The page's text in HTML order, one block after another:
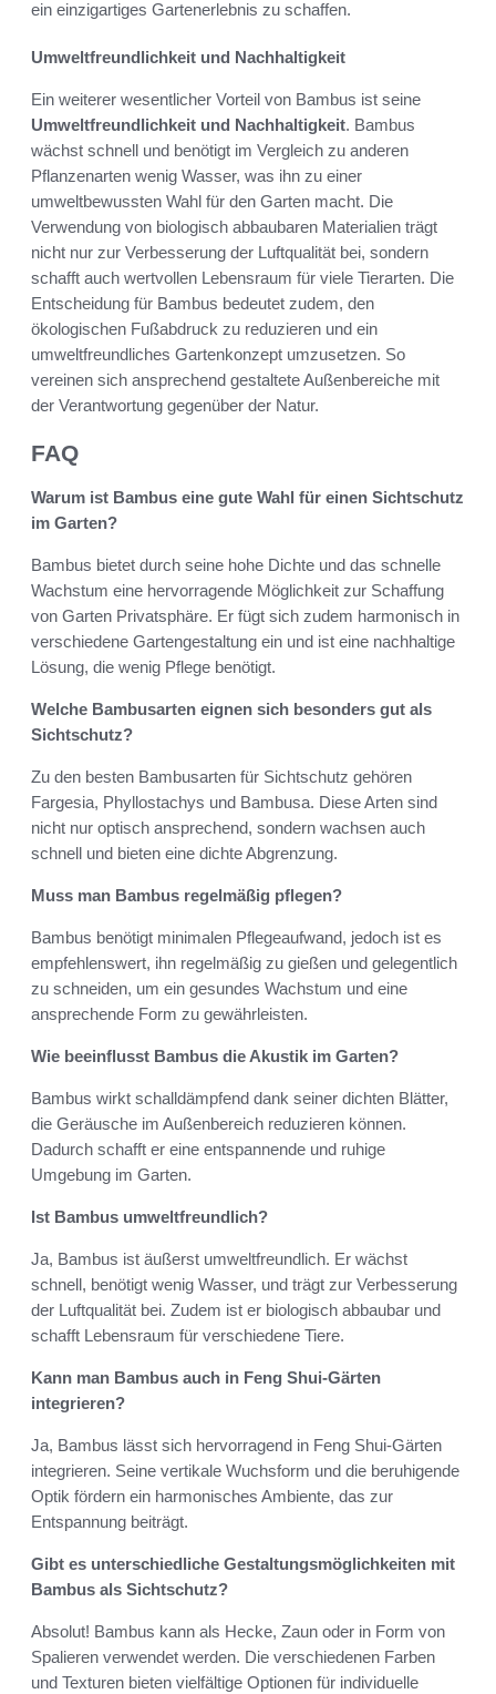
ein einzigartiges Gartenerlebnis zu schaffen.
Umweltfreundlichkeit und Nachhaltigkeit
Ein weiterer wesentlicher Vorteil von Bambus ist seine
Umweltfreundlichkeit und Nachhaltigkeit. Bambus
wächst schnell und benötigt im Vergleich zu anderen
Pflanzenarten wenig Wasser, was ihn zu einer
umweltbewussten Wahl für den Garten macht. Die
Verwendung von biologisch abbaubaren Materialien trägt
nicht nur zur Verbesserung der Luftqualität bei, sondern
schafft auch wertvollen Lebensraum für viele Tierarten. Die
Entscheidung für Bambus bedeutet zudem, den
ökologischen Fußabdruck zu reduzieren und ein
umweltfreundliches Gartenkonzept umzusetzen. So
vereinen sich ansprechend gestaltete Außenbereiche mit
der Verantwortung gegenüber der Natur.
FAQ
Warum ist Bambus eine gute Wahl für einen Sichtschutz
im Garten?
Bambus bietet durch seine hohe Dichte und das schnelle
Wachstum eine hervorragende Möglichkeit zur Schaffung
von Garten Privatsphäre. Er fügt sich zudem harmonisch in
verschiedene Gartengestaltung ein und ist eine nachhaltige
Lösung, die wenig Pflege benötigt.
Welche Bambusarten eignen sich besonders gut als
Sichtschutz?
Zu den besten Bambusarten für Sichtschutz gehören
Fargesia, Phyllostachys und Bambusa. Diese Arten sind
nicht nur optisch ansprechend, sondern wachsen auch
schnell und bieten eine dichte Abgrenzung.
Muss man Bambus regelmäßig pflegen?
Bambus benötigt minimalen Pflegeaufwand, jedoch ist es
empfehlenswert, ihn regelmäßig zu gießen und gelegentlich
zu schneiden, um ein gesundes Wachstum und eine
ansprechende Form zu gewährleisten.
Wie beeinflusst Bambus die Akustik im Garten?
Bambus wirkt schalldämpfend dank seiner dichten Blätter,
die Geräusche im Außenbereich reduzieren können.
Dadurch schafft er eine entspannende und ruhige
Umgebung im Garten.
Ist Bambus umweltfreundlich?
Ja, Bambus ist äußerst umweltfreundlich. Er wächst
schnell, benötigt wenig Wasser, und trägt zur Verbesserung
der Luftqualität bei. Zudem ist er biologisch abbaubar und
schafft Lebensraum für verschiedene Tiere.
Kann man Bambus auch in Feng Shui-Gärten
integrieren?
Ja, Bambus lässt sich hervorragend in Feng Shui-Gärten
integrieren. Seine vertikale Wuchsform und die beruhigende
Optik fördern ein harmonisches Ambiente, das zur
Entspannung beiträgt.
Gibt es unterschiedliche Gestaltungsmöglichkeiten mit
Bambus als Sichtschutz?
Absolut! Bambus kann als Hecke, Zaun oder in Form von
Spalieren verwendet werden. Die verschiedenen Farben
und Texturen bieten vielfältige Optionen für individuelle